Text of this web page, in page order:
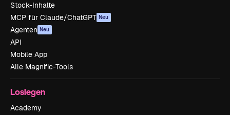
Stock-Inhalte
MCP für Claude/ChatGPT Neu
Agenten Neu
API
Mobile App
Alle Magnific-Tools
Loslegen
Academy